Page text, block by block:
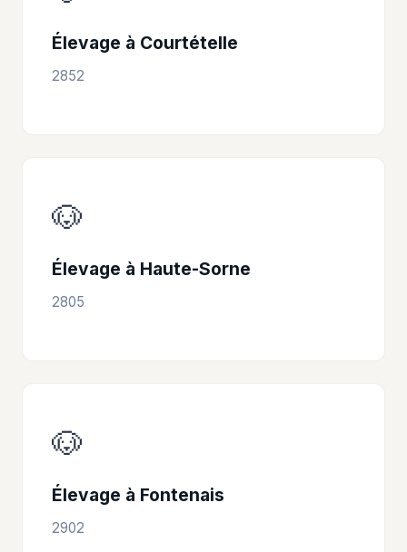
Élevage à Courtételle
2852
🐶
Élevage à Haute-Sorne
2805
🐶
Élevage à Fontenais
2902